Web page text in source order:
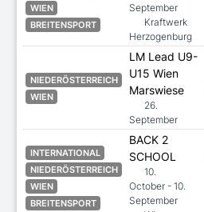
WIEN
BREITENSPORT
September
Kraftwerk
Herzogenburg
NIEDERÖSTERREICH
WIEN
LM Lead U9-
U15 Wien
Marswiese
26.
September
INTERNATIONAL
NIEDERÖSTERREICH
WIEN
BREITENSPORT
BACK 2
SCHOOL
10.
October - 10.
September